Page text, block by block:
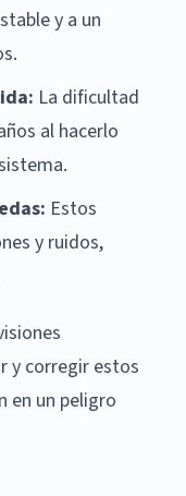
y a un
La dificultad
al hacerlo
Estos
y ruidos,
y corregir estos
en un peligro